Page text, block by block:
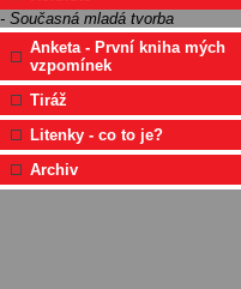
- Současná mladá tvorba
Anketa - První kniha mých
vzpomínek
Tiráž
Litenky - co to je?
Archiv